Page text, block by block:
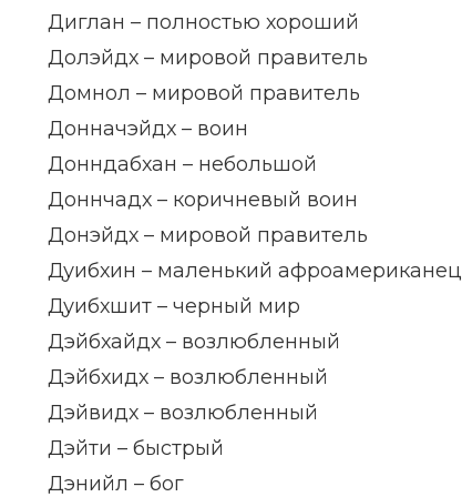
Диглан – полностью хороший
Долэйдх – мировой правитель
Домнол – мировой правитель
Донначэйдх – воин
Донндабхан – небольшой
Доннчадх – коричневый воин
Донэйдх – мировой правитель
Дуибхин – маленький афроамериканец
Дуибхшит – черный мир
Дэйбхайдх – возлюбленный
Дэйбхидх – возлюбленный
Дэйвидх – возлюбленный
Дэйти – быстрый
Дэнийл – бог